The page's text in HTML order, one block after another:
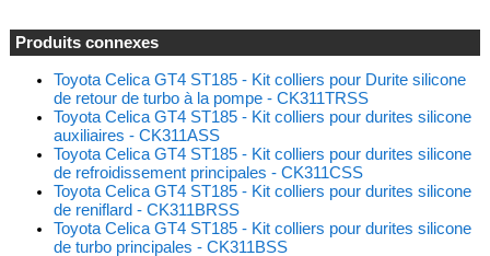
Produits connexes
Toyota Celica GT4 ST185 - Kit colliers pour Durite silicone
de retour de turbo à la pompe - CK311TRSS
Toyota Celica GT4 ST185 - Kit colliers pour durites silicone
auxiliaires - CK311ASS
Toyota Celica GT4 ST185 - Kit colliers pour durites silicone
de refroidissement principales - CK311CSS
Toyota Celica GT4 ST185 - Kit colliers pour durites silicone
de reniflard - CK311BRSS
Toyota Celica GT4 ST185 - Kit colliers pour durites silicone
de turbo principales - CK311BSS